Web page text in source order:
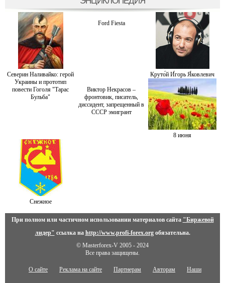
Северин Наливайко: герой
Украины и прототип
повести Гоголя "Тарас
Бульба"
Ford Fiesta
Круто́й И́горь Я́ковлевич
Виктор Некрасов –
фронтовик, писатель,
диссидент, запрещенный в
СССР эмигрант
8 июня
Снежное
При полном или частичном использовании материалов сайта "Биржевой
лидер" ссылка на http://www.profi-forex.orgобязательна.
© Masterforex-V 2005 - 2024
Все права защищены.
О сайте Реклама на сайте Партнерам Авторам Наши